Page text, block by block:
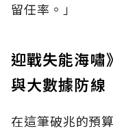
留任率。」
迎戰失能海嘯
與大數據防線
在這筆破兆的預